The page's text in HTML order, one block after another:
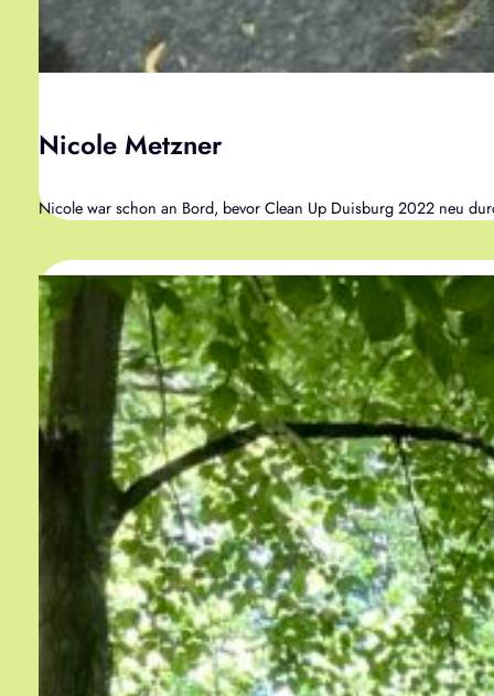
Nicole Metzner
Nicole war schon an Bord, bevor Clean Up Duisburg 2022 neu